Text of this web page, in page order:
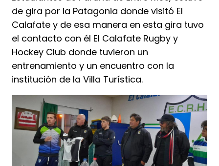
de gira por la Patagonia donde visitó El
Calafate y de esa manera en esta gira tuvo
el contacto con él El Calafate Rugby y
Hockey Club donde tuvieron un
entrenamiento y un encuentro con la
institución de la Villa Turística.